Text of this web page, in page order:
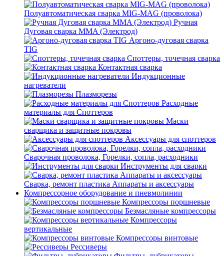
Полуавтоматическая сварка MIG-MAG (проволока)
Ручная
Дуговая сварка MMA (Электрод)
Аргоно-дуговая сварка
TIG
Споттеры, точечная сварка
Контактная сварка
Индукционные
нагреватели
Плазморезы
Расходные
материалы для Споттеров
Маски
сварщика и защитные покровы
Аксессуары для споттеров
Сварочная проволока, Горелки, сопла, расходники
Инструменты для сварки
Сварка, ремонт пластика Аппараты и аксессуары
Компрессорное оборудование и пневмолинии
Компрессоры поршневые
Безмасляные компрессоры
Компрессоры
вертикальные
Компрессоры винтовые
Рессиверы